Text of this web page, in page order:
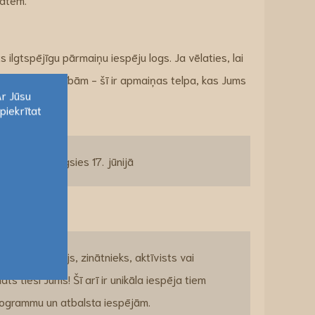
pārmaiņu iespēju logs. Ja vēlaties, lai
vajadzībām - šī ir apmaiņas telpa, kas Jums
un noslēgsies 17. jūnijā
pieņēmējs, zinātnieks, aktīvists vai
tieši Jums! Šī arī ir unikāla iespēja tiem
un atbalsta iespējām.
Jūsu